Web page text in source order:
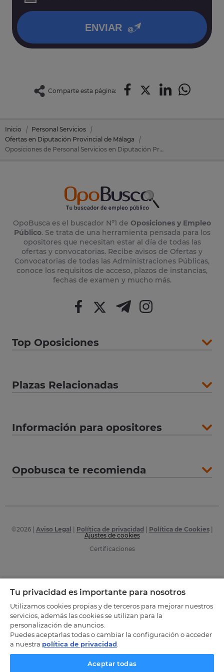
ENVIAR
Comparte esta página:
Inicio
Personal Servicios
Ofertas en Diputación Provincial de Málaga
Oposiciones de Personal Servicios en Diputación Provincial de Málaga (Málaga)
OpoBusca es el buscador Nº1 de Oposiciones y Empleo
Público. Se trata de una herramienta pensada para los
opositores que necesitan estar al día de todas las
ofertas y convocatorias. Recibe avisos de Ofertas y
Convocatorias de todas las Administraciones Públicas,
conoce los requisitos de acceso, plazos de instancias,
fechas de examen y mucho más.
Top Oposiciones
Plazas Relacionadas
Información para opositores
Opobusca te recomienda
©2026| Aviso Legal Política de privacidad Política de Cookies|
Ajustes de cookies
Certificaciones
Tu privacidad es importante para nosotros
Utilizamos cookies propias y de terceros para mejorar nuestros
servicios, además las cookies se utilizan para la
personalización de anuncios.
Puedes aceptarlas todas o cambiar la configuración o acceder
a nuestra política de privacidad
Aceptar todas